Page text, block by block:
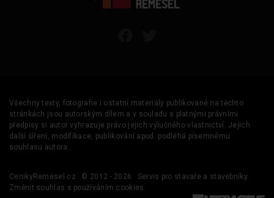
Všechny texty, fotografie i ostatní materiály publikované na těchto
stránkách jsou autorským dílem a v souladu s platnými právními
předpisy si autor vyhrazuje právo jejich výlučného vlastnictví. Jejich
další šíření, modifikace, publikování apod. podléhá písemnému
souhlasu autora.
CenikyRemesel.cz © 2012 - 2026
Servis pro stavaře a stavebníky
Změnit souhlas s používáním cookies